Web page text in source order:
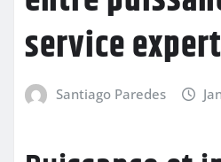
service expert
Santiago Paredes